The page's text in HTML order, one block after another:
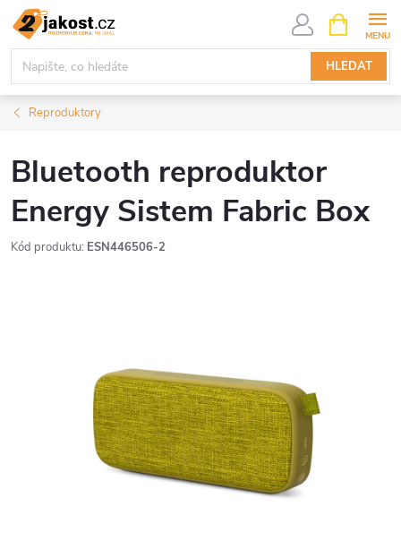
Přejít
obsah
HLEDAT
NÁKUPNÍ
KOŠÍK
Reproduktory
Bluetooth reproduktor
Energy Sistem Fabric Box
Kód produktu: ESN446506-2